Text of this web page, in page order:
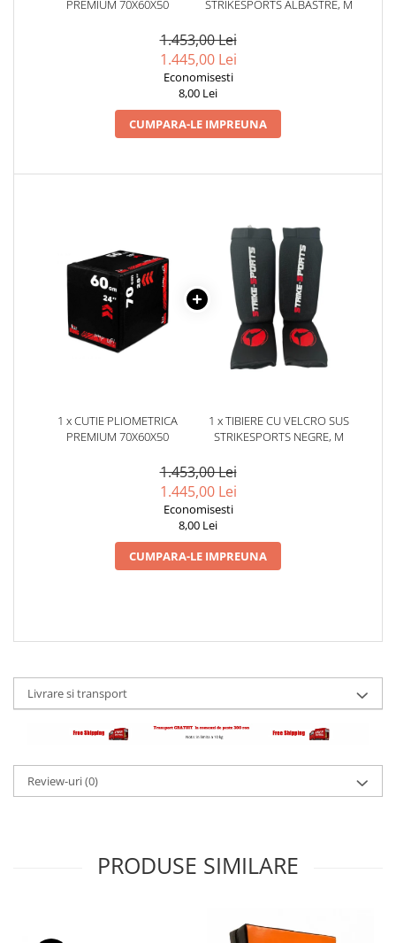
PREMIUM 70X60X50 STRIKESPORTS ALBASTRE, M
1.453,00 Lei
1.445,00 Lei
Economisesti
8,00 Lei
CUMPARA-LE IMPREUNA
1 x CUTIE PLIOMETRICA
PREMIUM 70X60X50
1 x TIBIERE CU VELCRO SUS
STRIKESPORTS NEGRE, M
1.453,00 Lei
1.445,00 Lei
Economisesti
8,00 Lei
CUMPARA-LE IMPREUNA
Livrare si transport
Review-uri(0)
PRODUSE SIMILARE